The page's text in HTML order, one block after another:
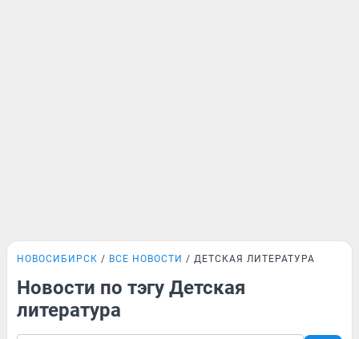
НОВОСИБИРСК ВСЕ НОВОСТИ ДЕТСКАЯ ЛИТЕРАТУРА
Новости по тэгу Детская
литература